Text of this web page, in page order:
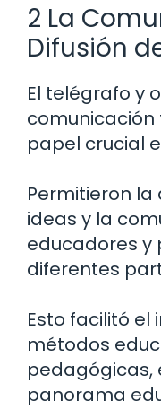
2 La
Difusión
El telégrafo y
papel crucial
Permitieron
ideas y la
educadores y
diferentes
Esto facilitó
métodos
pedagógicas,
panorama